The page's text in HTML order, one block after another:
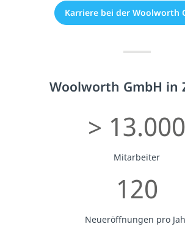
Karriere bei der Woolworth
Woolworth GmbH in
> 13.000
Mitarbeiter
120
Neueröffnungen pro